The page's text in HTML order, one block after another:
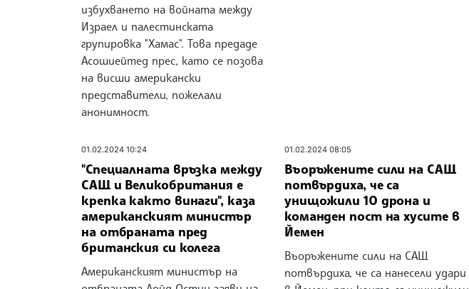
избухването на войната между
Израел и палестинската
групировка "Хамас". Това предаде
Асошиейтед прес, като се позова
на висши американски
представители, пожелали
анонимност.
01.02.2024 10:24
"Специалната връзка между
САЩ и Великобритания е
крепка както винаги", каза
американският министър
на отбраната пред
британския си колега
Американският министър на
01.02.2024 08:05
Въоръжените сили на САЩ
потвърдиха, че са
унищожили 10 дрона и
команден пост на хусите в
Йемен
Въоръжените сили на САЩ
потвърдиха, че са нанесели удари